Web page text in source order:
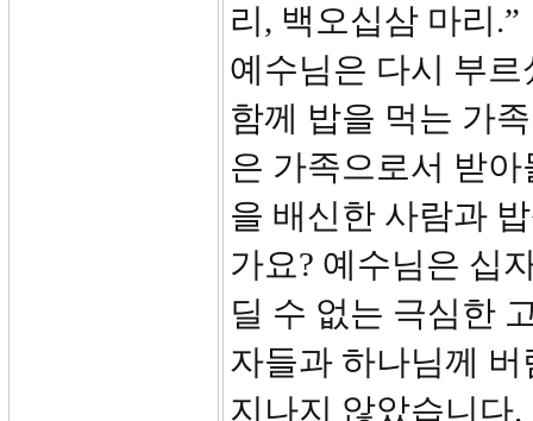
리, 백오십삼 마리.”
예수님은 다시 부
함께 밥을 먹는 가
은 가족으로서 받
을 배신한 사람과
가요? 예수님은 십
딜 수 없는 극심한
자들과 하나님께
지나지 않았습니다